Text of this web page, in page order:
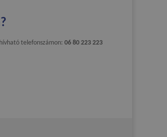
telefonszámon: 06 80 223 223